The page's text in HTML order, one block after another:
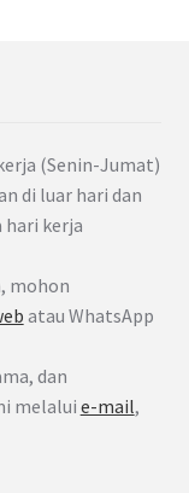
(Senin-Jumat)
di luar hari dan
hari kerja
mohon
atau WhatsApp
dan
melaluie-mail,